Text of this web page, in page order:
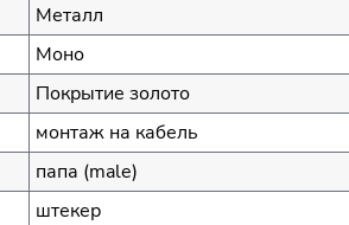
Металл
Моно
Покрытие золото
монтаж на кабель
папа (male)
штекер